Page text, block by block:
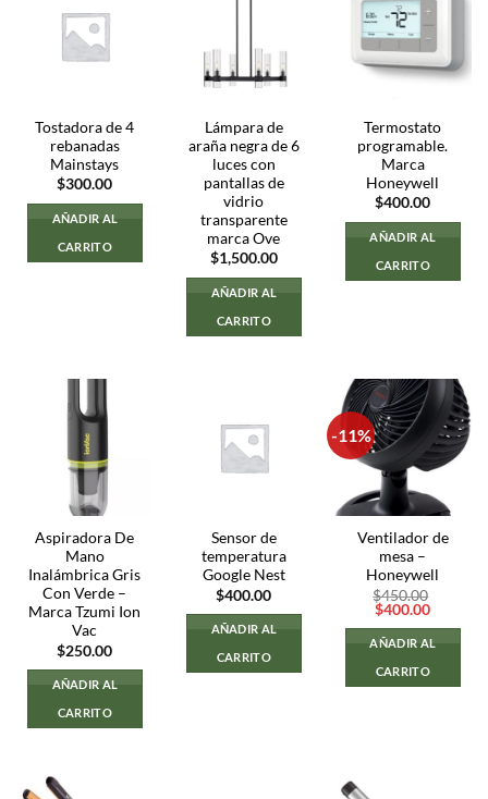
Tostadora de 4
rebanadas
Mainstays
$300.00
AÑADIR AL
CARRITO
Lámpara de
araña negra de 6
luces con
pantallas de
vidrio
transparente
marca Ove
$1,500.00
AÑADIR AL
CARRITO
Termostato
programable.
Marca
Honeywell
$400.00
AÑADIR AL
CARRITO
Aspiradora De
Mano
Inalámbrica Gris
Con Verde –
Marca Tzumi Ion
Vac
$250.00
AÑADIR AL
CARRITO
Sensor de
temperatura
Google Nest
$400.00
AÑADIR AL
CARRITO
-11%
Ventilador de
mesa –
Honeywell
$450.00
El
precio
original
era:
$450.00.
$400.00El
actual
es:
AÑADIR AL
CARRITO